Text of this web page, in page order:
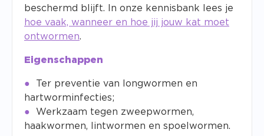
beschermd blijft. In onze kennisbank lees je
hoe vaak, wanneer en hoe jij jouw kat moet
ontwormen.
Eigenschappen
Ter preventie van longwormen en
hartworminfecties;
Werkzaam tegen zweepwormen,
haakwormen, lintwormen en spoelwormen.